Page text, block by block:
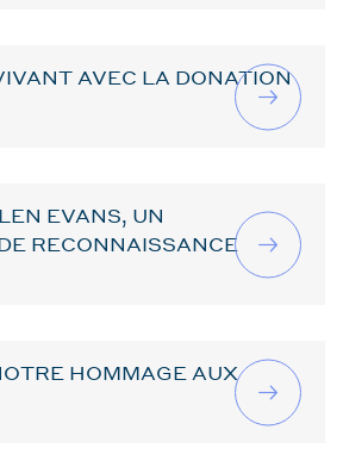
AVEC LA DONATION
EVANS, UN
RECONNAISSANCE
HOMMAGE AUX